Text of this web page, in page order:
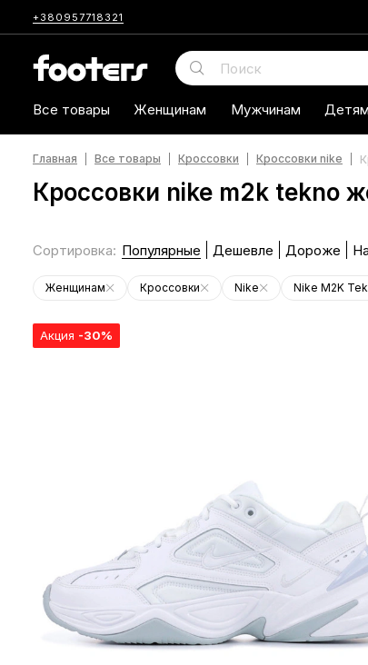
+380957718321
Все товары Женщинам Мужчинам Детям
Главная Все товары Кроссовки Кроссовки nike
Кроссовки nike m2k tekno
Сортировка: Популярные Дешевле Дороже
Женщинам Кроссовки Nike Nike M2K
Акция -30%